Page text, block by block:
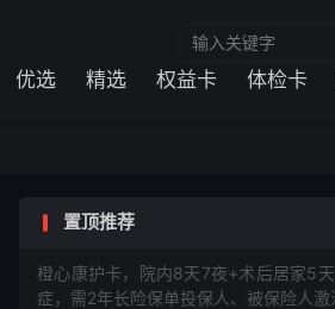
优选 精选 权益卡 体检卡
置顶推荐
橙心康护卡，院内8天7夜+术后居家5
症，需2年长险保单投保人、被保险人激